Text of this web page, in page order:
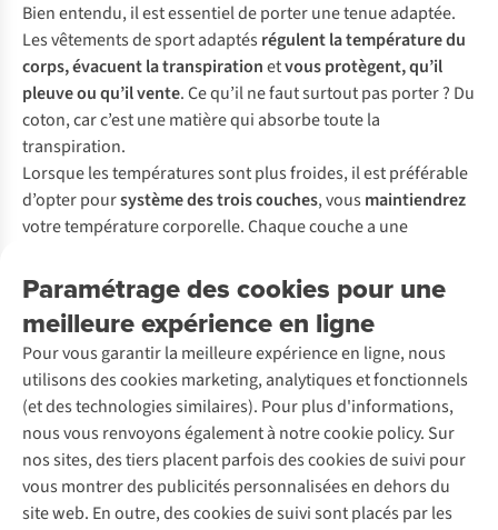
Bien entendu, il est essentiel de porter une tenue adaptée.
Les vêtements de sport adaptés régulent la température du
corps, évacuent la transpirationetvous protègent, qu’il
pleuve ou qu’il vente. Ce qu’il ne faut surtout pas porter ? Du
coton, car c’est une matière qui absorbe toute la
transpiration.
Lorsque les températures sont plus froides, il est préférable
d’opter poursystème des trois couches, vous maintiendrez
votre température corporelle. Chaque couche a une
•Une couche de base avecsous-vêtements
fonctionnels : avec des sous-vêtements techniques
vous restez bien au chaud et au sec.Voici comment
choisir les meilleurs sous-vêtements thermiques.
•Une couche intermédiaireisole: unt-shirt de
course, et au besoin unepolaireet un pulls’il fait
vraiment froid, retiendra votre chaleur corporelle et
évacuera la transpiration.Voici comment choisir la
meilleure tenue de sport.
•Une couche extérieure quiprotège: uneveste de
Paramétrage des cookies pour une
meilleure expérience en ligne
Pour vous garantir la meilleure expérience en ligne, nous
utilisons des cookies marketing, analytiques et fonctionnels
(et des technologies similaires). Pour plus d'informations,
nous vous renvoyons également à notre cookie policy. Sur
nos sites, des tiers placent parfois des cookies de suivi pour
vous montrer des publicités personnalisées en dehors du
site web. En outre, des cookies de suivi sont placés par les